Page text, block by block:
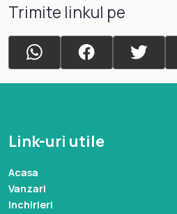
Trimite linkul pe
Link-uri utile
Acasa
Vanzari
Inchirieri